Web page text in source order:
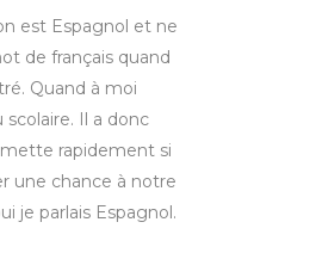
est Espagnol et ne
de français quand
Quand à moi
scolaire. Il a donc
rapidement si
une chance à notre
je parlais Espagnol.